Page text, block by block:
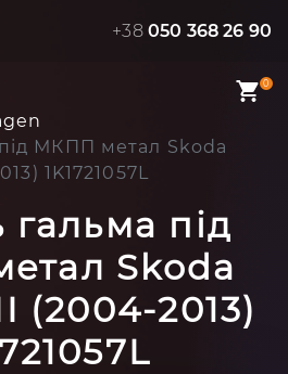
+38 050 368 26 90
0
МКПП метал Skoda
1K1721057L
під
Skoda
(2004-2013)